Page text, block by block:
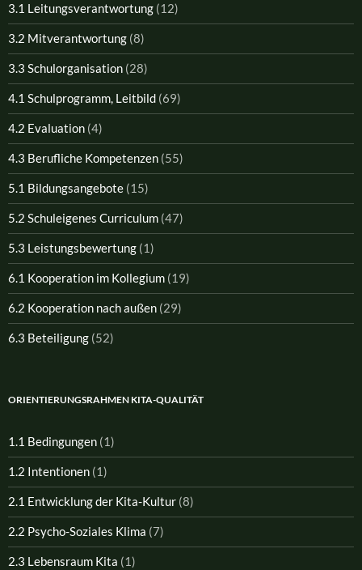
3.1 Leitungsverantwortung (12)
3.2 Mitverantwortung (8)
3.3 Schulorganisation (28)
4.1 Schulprogramm, Leitbild (69)
4.2 Evaluation (4)
4.3 Berufliche Kompetenzen (55)
5.1 Bildungsangebote (15)
5.2 Schuleigenes Curriculum (47)
5.3 Leistungsbewertung (1)
6.1 Kooperation im Kollegium (19)
6.2 Kooperation nach außen (29)
6.3 Beteiligung (52)
ORIENTIERUNGSRAHMEN KITA-QUALITÄT
1.1 Bedingungen (1)
1.2 Intentionen (1)
2.1 Entwicklung der Kita-Kultur (8)
2.2 Psycho-Soziales Klima (7)
2.3 Lebensraum Kita (1)